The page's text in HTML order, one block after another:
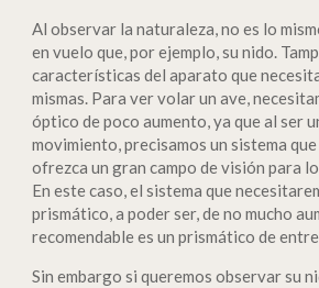
Al observar la naturaleza, no es lo
en vuelo que, por ejemplo, su nido.
características del aparato que
mismas. Para ver volar un ave,
óptico de poco aumento, ya que al ser
movimiento, precisamos un sistema
ofrezca un gran campo de visión para
En este caso, el sistema que
prismático, a poder ser, de no mucho
recomendable es un prismático de
Sin embargo si queremos observar su